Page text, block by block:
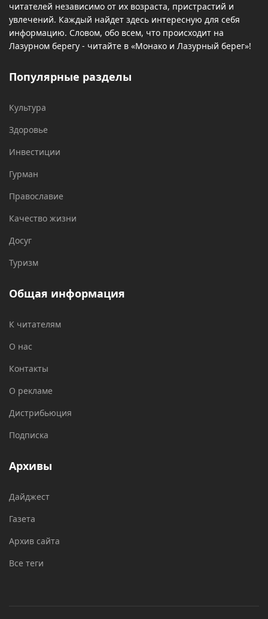
читателей независимо от их возраста, пристрастий и
увлечений. Каждый найдет здесь интересную для себя
информацию. Словом, обо всем, что происходит на
Лазурном берегу - читайте в «Монако и Лазурный берег»!
Популярные разделы
Культура
Здоровье
Инвестиции
Гурман
Православие
Качество жизни
Досуг
Туризм
Общая информация
К читателям
О нас
Контакты
О рекламе
Дистрибьюция
Подписка
Архивы
Дайджест
Газета
Архив сайта
Все теги